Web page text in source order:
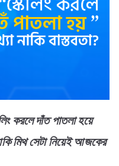
করলে দাঁত পাতলা হয়ে
মিথ সেটা নিয়েই আজকের